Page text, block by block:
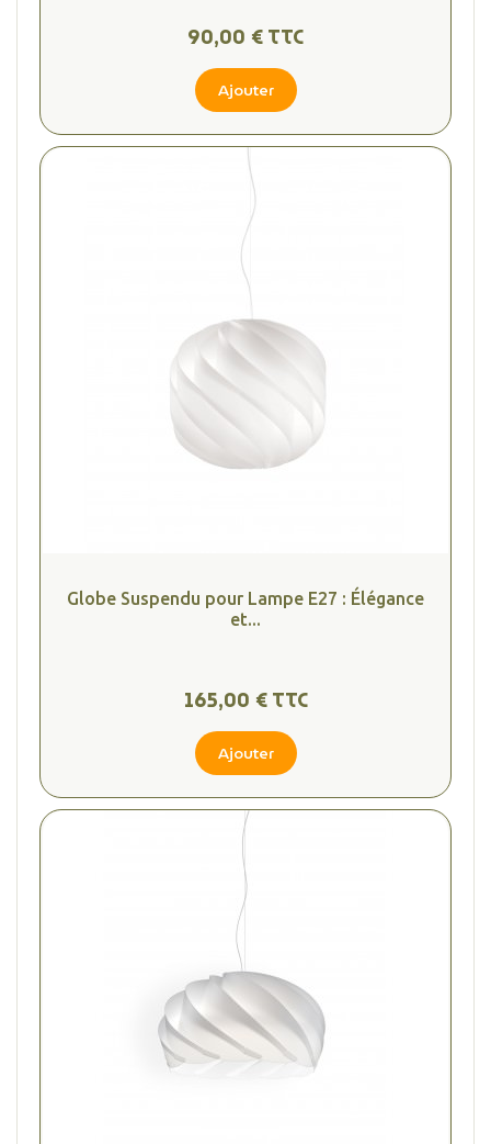
90,00 € TTC
Ajouter
Globe Suspendu pour Lampe E27 : Élégance
et...
165,00 € TTC
Ajouter